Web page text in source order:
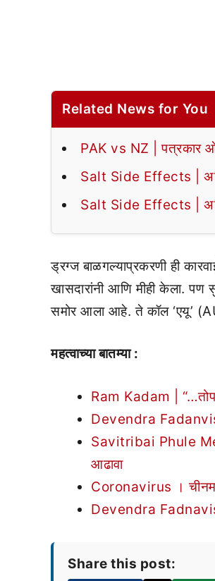
Related News for You
PAK vs NZ | पत्रकार
Salt Side Effects |
Salt Side Effects |
ड्रग्ज बाळगल्याप्रकरणी ही
खासदारांनी आणि मीही केला. पण
समोर आला आहे. ते कॉल ‘एयू’
महत्वाच्या बातम्या :
Ram Kadam |
Devendra Fadanvis |
Savitribai Phule
आढावा
Coronavirus । चीनमध्ये
Devendra Fadnavis |
Share this post: